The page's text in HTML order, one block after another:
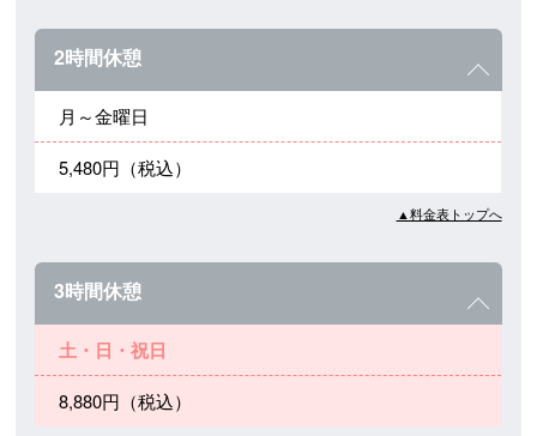
2時間休憩
月～金曜日
5,480円（税込）
▲料金表トップへ
3時間休憩
土・日・祝日
8,880円（税込）